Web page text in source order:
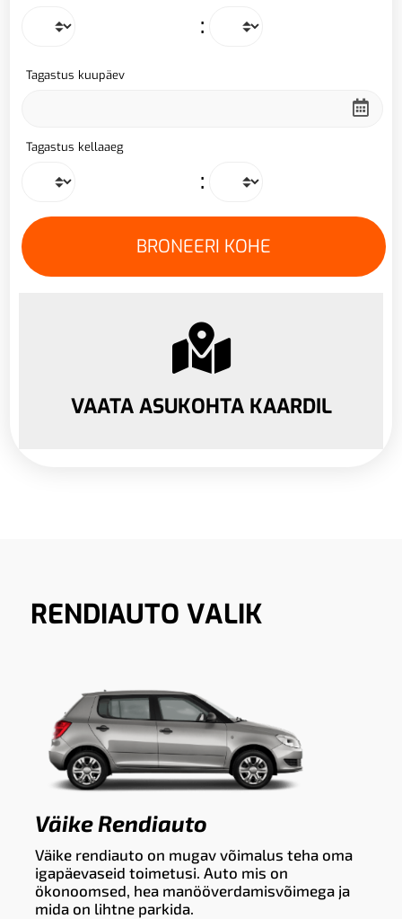
:
Tagastus kuupäev
Tagastus kellaaeg
:
VAATA ASUKOHTA KAARDIL
RENDIAUTO VALIK
Väike Rendiauto
Väike rendiauto on mugav võimalus teha oma
igapäevaseid toimetusi. Auto mis on
ökonoomsed, hea manööverdamisvõimega ja
mida on lihtne parkida.